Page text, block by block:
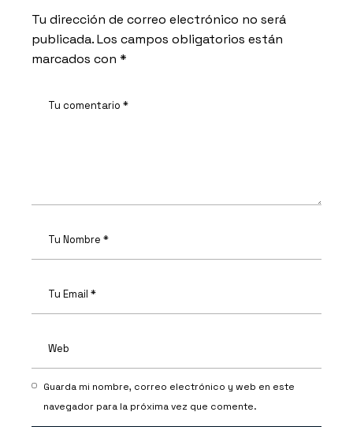
Tu dirección de correo electrónico no será
publicada. Los campos obligatorios están
marcados con*
Guarda mi nombre, correo electrónico y web en este
navegador para la próxima vez que comente.